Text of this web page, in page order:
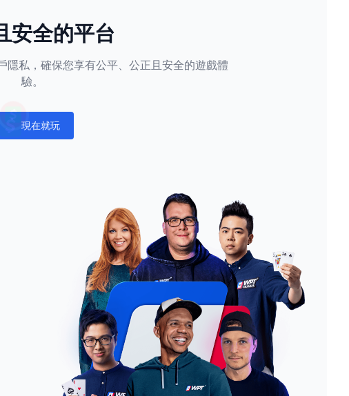
安全的平台
隱私，確保您享有公平、公正且安全的遊戲體
驗。
Notifications
現在就玩